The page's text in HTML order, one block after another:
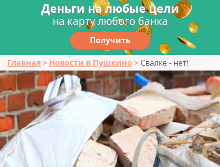
Деньги на любые цели
на карту любого банка
Получить
Главная Новости в Пушкино Свалке - нет!